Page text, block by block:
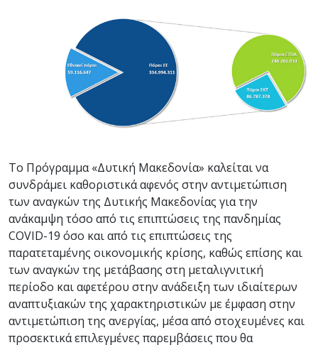
Το Πρόγραμμα «Δυτική Μακεδονία» καλείται να
συνδράμει καθοριστικά αφενός στην αντιμετώπιση
των αναγκών της Δυτικής Μακεδονίας για την
ανάκαμψη τόσο από τις επιπτώσεις της πανδημίας
COVID-19 όσο και από τις επιπτώσεις της
παρατεταμένης οικονομικής κρίσης, καθώς επίσης και
των αναγκών της μετάβασης στη μεταλιγνιτική
περίοδο και αφετέρου στην ανάδειξη των ιδιαίτερων
αναπτυξιακών της χαρακτηριστικών με έμφαση στην
αντιμετώπιση της ανεργίας, μέσα από στοχευμένες και
προσεκτικά επιλεγμένες παρεμβάσεις που θα